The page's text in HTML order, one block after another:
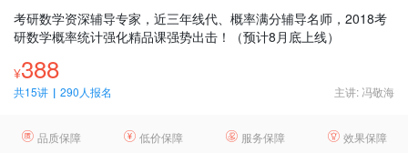
考研数学资深辅导专家，近三年线代、概率满分辅导名师，2018考
研数学概率统计强化精品课强势出击！（预计8月底上线）
¥388
290人报名
共15讲 | 主讲: 冯敬海
品质保障 低价保障 服务保障 效果保障